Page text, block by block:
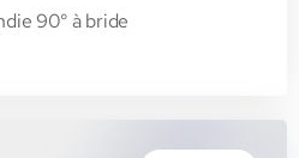
90° à bride